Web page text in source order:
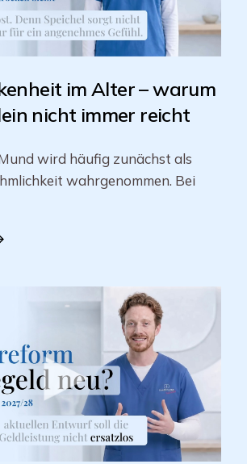
im Alter – warum
nicht immer reicht
wird häufig zunächst als
wahrgenommen. Bei